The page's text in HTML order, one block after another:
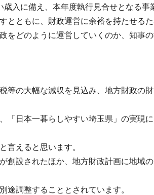
入に備え、本年度執行見合せとなる事
とともに、財政運営に余裕を持たせる
をどのように運営していくのか、知事
の大幅な減収を見込み、地方財政の財
「日本一暮らしやすい埼玉県」の実現
言えると思います。
創設されたほか、地方財政計画に地域
途調整することとされています。